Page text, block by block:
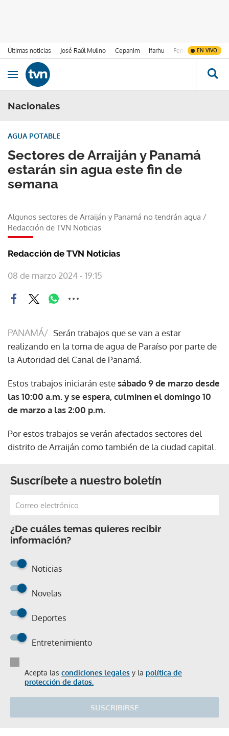
Últimas noticias José Raúl Mulino Cepanim Ifarhu Fenómeno de El
EN VIVO
Ir al contenido
Obrir navegació
Nacionales
Sectores de Arraiján y Panamá
estarán sin agua este fin de
semana
AGUA POTABLE
Algunos sectores de Arraiján y Panamá no tendrán agua /
Redacción de TVN Noticias
Redacción de TVN Noticias
08 de marzo 2024 - 19:15
PANAMÁ/ Serán trabajos que se van a estar
realizando en la toma de agua de Paraíso por parte de
la Autoridad del Canal de Panamá.
Estos trabajos iniciarán estesábado 9 de marzo desde
las 10:00 a.m. y se espera, culminen el domingo 10
de marzo a las 2:00 p.m.
Por estos trabajos se verán afectados sectores del
distrito de Arraiján como también de la ciudad capital.
Suscríbete a nuestro boletín
¿De cuáles temas quieres recibir
información?
Noticias
Novelas
Deportes
Entretenimiento
Acepta las condiciones legales y la política de
protección de datos.
SUSCRIBIRSE